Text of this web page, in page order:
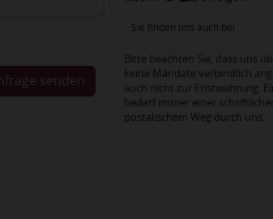
Sie finden uns auch bei
Bitte beachten Sie, dass uns
keine Mandate verbindlich
auch nicht zur Fristwahrung.
bedarf immer einer
postalischem Weg durch uns.